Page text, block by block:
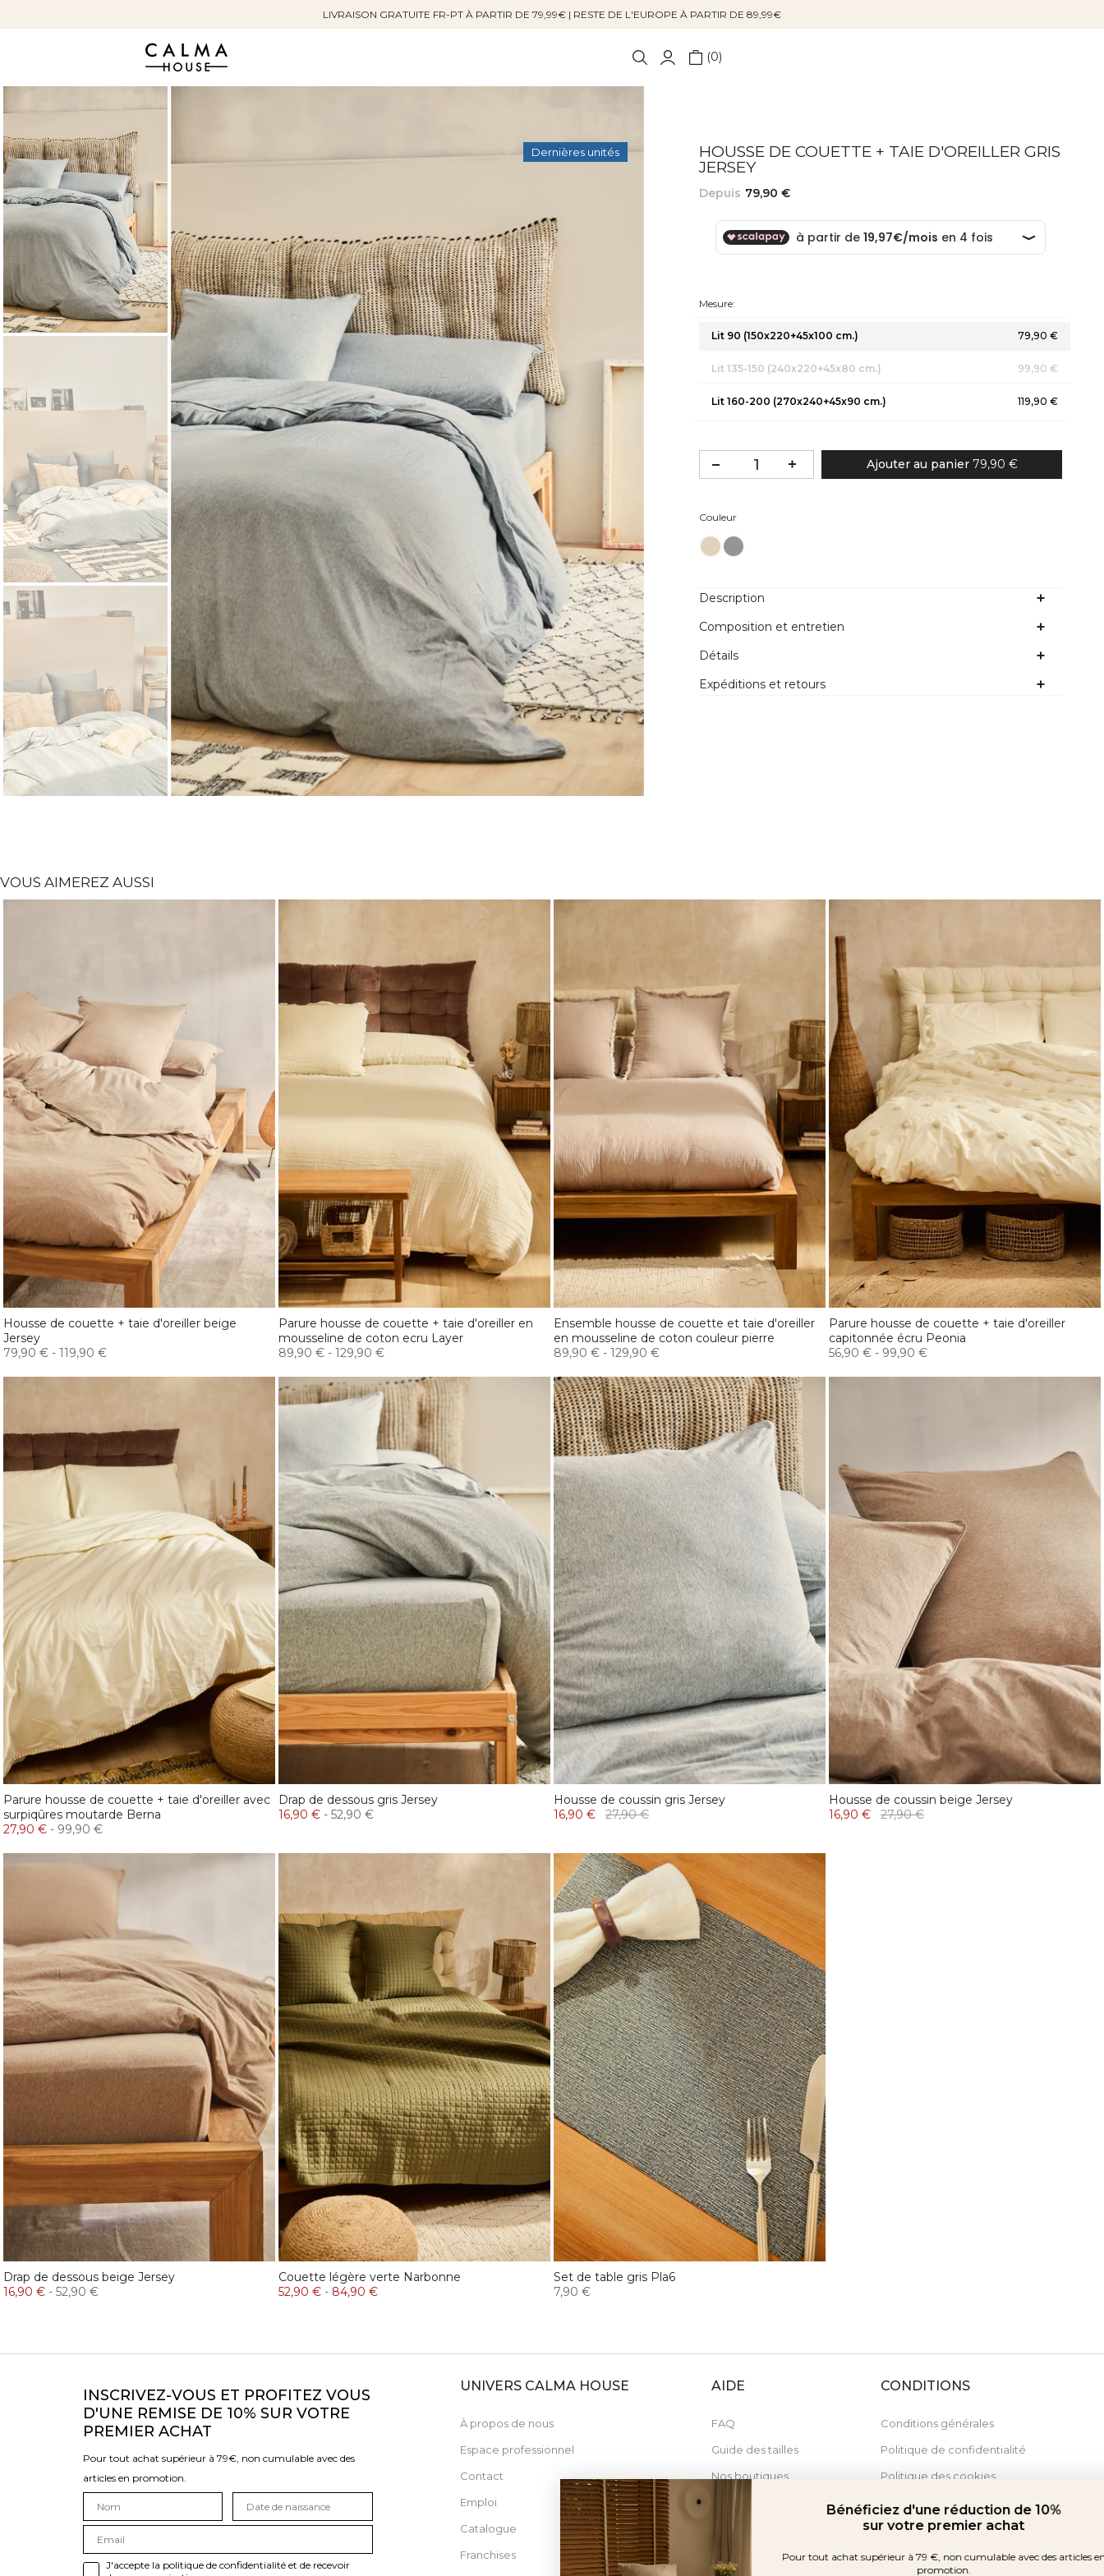
LIVRAISON GRATUITE FR-PT À PARTIR DE 79,99€ | RESTE DE L'EUROPE À PARTIR DE 89,99€
0
Dernières unités
HOUSSE DE COUETTE + TAIE D'OREILLER GRIS
JERSEY
Depuis 79,90 €
CouleurCouleur
Mesure:
Lit 90 (150x220+45x100 cm.) 79,90 €
Lit 135-150 (240x220+45x80 cm.) 99,90 €
Lit 160-200 (270x240+45x90 cm.) 119,90 €
Ajouter au panier 79,90 €
Description
Composition et entretien
Détails
Expéditions et retours
VOUS AIMEREZ AUSSI
Housse de couette + taie d'oreiller beige
Jersey
79,90 € - 119,90 €
Parure housse de couette + taie d'oreiller en
mousseline de coton ecru Layer
89,90 € - 129,90 €
Ensemble housse de couette et taie d'oreiller
en mousseline de coton couleur pierre
89,90 € - 129,90 €
Parure housse de couette + taie d'oreiller
capitonnée écru Peonia
56,90 € - 99,90 €
Parure housse de couette + taie d'oreiller avec
surpiqûres moutarde Berna
27,90 € - 99,90 €
Drap de dessous gris Jersey
16,90 € - 52,90 €
Housse de coussin gris Jersey
16,90 €
27,90 €
Housse de coussin beige Jersey
16,90 €
27,90 €
Drap de dessous beige Jersey
16,90 € - 52,90 €
Couette légère verte Narbonne
52,90 € - 84,90 €
Set de table gris Pla6
7,90 €
INSCRIVEZ-VOUS ET PROFITEZ VOUS
D'UNE REMISE DE 10% SUR VOTRE
PREMIER ACHAT
Pour tout achat supérieur à 79€, non cumulable avec des
articles en promotion.
J'accepte la politique de confidentialité et de recevoir
UNIVERS CALMA HOUSE
À propos de nous
Espace professionnel
Contact
Emploi
Catalogue
Franchises
AIDE
FAQ
Guide des tailles
Nos boutiques
CONDITIONS
Conditions générales
Politique de confidentialité
Politique des cookies
Derecho de desistimiento
Bénéficiez d'une réduction de 10%
sur votre premier achat
Pour tout achat supérieur à 79 €, non cumulable avec des articles en
promotion.